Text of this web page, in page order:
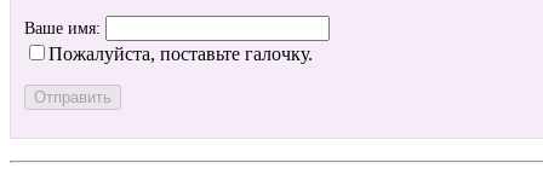
Ваше имя:
Пожалуйста, поставьте галочку.